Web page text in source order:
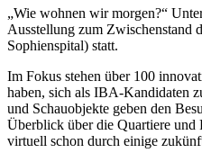
„Wie wohnen wir morgen?“
Ausstellung zum Zwischenstand
Sophienspital) statt.
Im Fokus stehen über 100
haben, sich als IBA-Kandidaten
und Schauobjekte geben den
Überblick über die Quartiere und
virtuell schon durch einige